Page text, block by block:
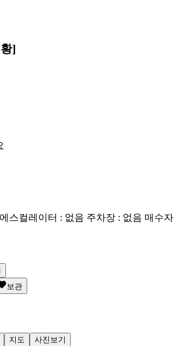
]
스컬레이터 : 없음 주차장 : 없음 매수자
보관
지도 사진보기